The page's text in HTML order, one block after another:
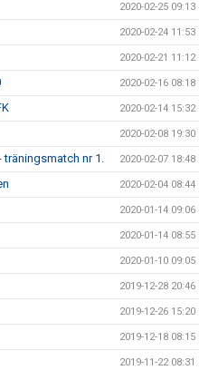
2020-02-25 09:13
2020-02-24 11:53
2020-02-21 11:12
2020-02-16 08:18
2020-02-14 15:32
2020-02-08 19:30
träningsmatch nr 1. 2020-02-07 18:48
2020-02-04 08:44
2020-01-14 09:06
2020-01-14 08:55
2020-01-10 09:05
2019-12-28 20:46
2019-12-26 15:20
2019-12-18 08:15
2019-11-22 08:31